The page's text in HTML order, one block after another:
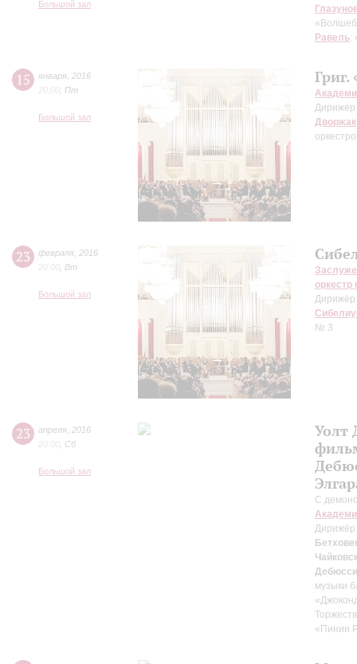
Большой зал
Равель:
15 января 2016
20:00 Пт
Большой зал
Григ.
Дворжак
23 февраля 2016
20:00 Вт
Большой зал
№ 3
23 апреля 2016
20:00 Сб
Большой зал
Уолт
С
Дебюсси
музыки
«Пинии